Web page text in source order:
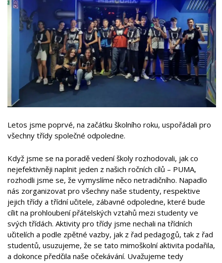
Letos jsme poprvé, na začátku školního roku, uspořádali pro
všechny třídy společné odpoledne.
Když jsme se na poradě vedení školy rozhodovali, jak co
nejefektivněji naplnit jeden z našich ročních cílů ­­– PUMA,
rozhodli jsme se, že vymyslíme něco netradičního. Napadlo
nás zorganizovat pro všechny naše studenty, respektive
jejich třídy a třídní učitele, zábavné odpoledne, které bude
cílit na prohloubení přátelských vztahů mezi studenty ve
svých třídách. Aktivity pro třídy jsme nechali na třídních
učitelích a podle zpětné vazby, jak z řad pedagogů, tak z řad
studentů, usuzujeme, že se tato mimoškolní aktivita podařila,
a dokonce předčila naše očekávání. Uvažujeme tedy